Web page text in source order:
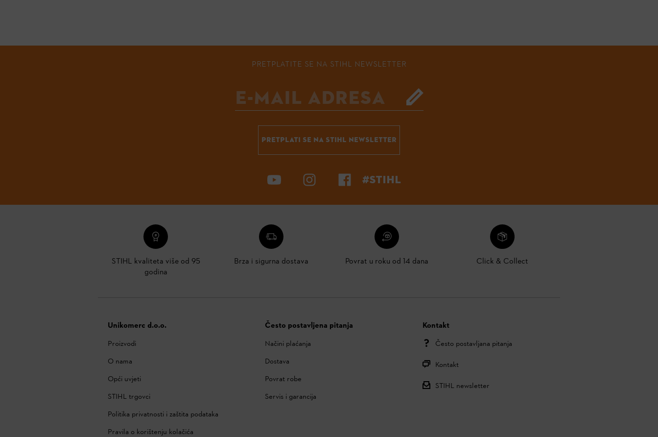
PRETPLATITE SE NA STIHL NEWSLETTER
PRETPLATI SE NA STIHL NEWSLETTER
#STIHL
STIHL kvaliteta više od 95
godina
Brza i sigurna dostava Povrat u roku od 14 dana Click & Collect
Unikomerc d.o.o.
Proizvodi
O nama
Opći uvjeti
STIHL trgovci
Politika privatnosti i zaštita podataka
Pravila o korištenju kolačića
Često postavljena pitanja
Načini plaćanja
Dostava
Povrat robe
Servis i garancija
Kontakt
Često postavljana pitanja
Kontakt
STIHL newsletter